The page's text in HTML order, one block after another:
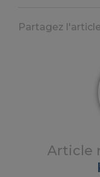
Partagez
Article